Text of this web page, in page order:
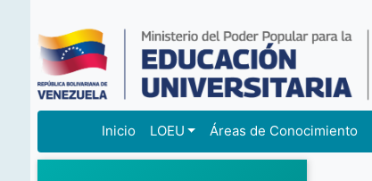
Inicio LOEU Áreas de Conocimiento